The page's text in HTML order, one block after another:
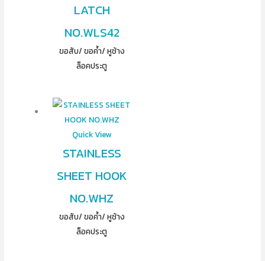
LATCH
NO.WLS42
ขอสับ/ ขอค้ำ/ หูช้าง
ล็อคประตู
Quick View
STAINLESS
SHEET HOOK
NO.WHZ
ขอสับ/ ขอค้ำ/ หูช้าง
ล็อคประตู